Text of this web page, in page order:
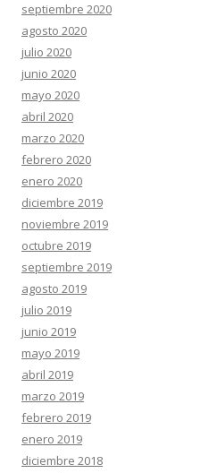
septiembre 2020
agosto 2020
julio 2020
junio 2020
mayo 2020
abril 2020
marzo 2020
febrero 2020
enero 2020
diciembre 2019
noviembre 2019
octubre 2019
septiembre 2019
agosto 2019
julio 2019
junio 2019
mayo 2019
abril 2019
marzo 2019
febrero 2019
enero 2019
diciembre 2018